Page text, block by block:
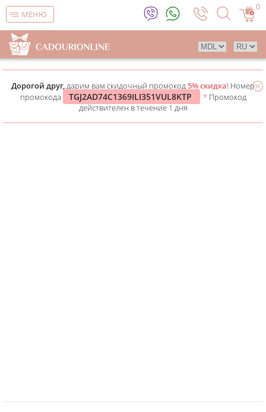
МЕНЮ
0
Дорогой друг,дарим вам скидочный промокод5% скидка! Номер
промокода
TGJ2AD74C1369ILI351VUL8KTP * Промокод
действителен в течение 1 дня